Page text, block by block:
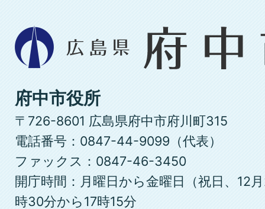
広
島
県
府
中
市
府中市役所
〒726-8601 広島県府中市府川町315
電話番号：0847-44-9099（代表）
ファックス：0847-46-3450
開庁時間：月曜日から金曜日（祝日、12
時30分から17時15分